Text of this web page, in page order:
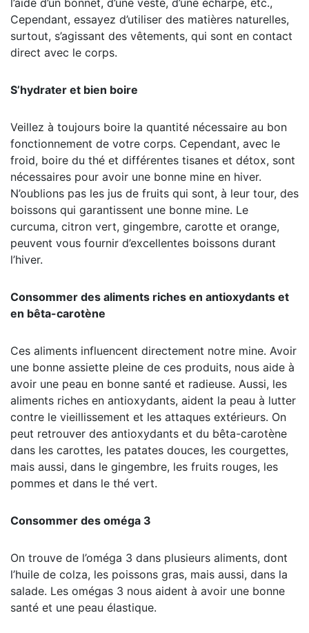
Cependant, essayez d’utiliser des matières naturelles,
surtout, s’agissant des vêtements, qui sont en contact
direct avec le corps.
S’hydrater et bien boire
Veillez à toujours boire la quantité nécessaire au bon
fonctionnement de votre corps. Cependant, avec le
froid, boire du thé et différentes tisanes et détox, sont
nécessaires pour avoir une bonne mine en hiver.
N’oublions pas les jus de fruits qui sont, à leur tour, des
boissons qui garantissent une bonne mine. Le
curcuma, citron vert, gingembre, carotte et orange,
peuvent vous fournir d’excellentes boissons durant
l’hiver.
Consommer des aliments riches en antioxydants et
en bêta-carotène
Ces aliments influencent directement notre mine. Avoir
une bonne assiette pleine de ces produits, nous aide à
avoir une peau en bonne santé et radieuse. Aussi, les
aliments riches en antioxydants, aident la peau à lutter
contre le vieillissement et les attaques extérieurs. On
peut retrouver des antioxydants et du bêta-carotène
dans les carottes, les patates douces, les courgettes,
mais aussi, dans le gingembre, les fruits rouges, les
pommes et dans le thé vert.
Consommer des oméga 3
On trouve de l’oméga 3 dans plusieurs aliments, dont
l’huile de colza, les poissons gras, mais aussi, dans la
salade. Les omégas 3 nous aident à avoir une bonne
santé et une peau élastique.